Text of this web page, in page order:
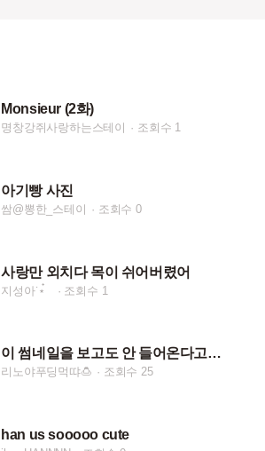
Monsieur (2화)
명창강쥐사랑하는스테이 조회수 1
아기빵 사진
쌈@뽕한_스테이 조회수 0
사랑만 외치다 목이 쉬어버렸어
지성아˙⋆๋ 조회수 1
이 썸네일을 보고도 안 들어온다고???
리노야푸딩먹땨🍮 조회수 25
han us sooooo cute